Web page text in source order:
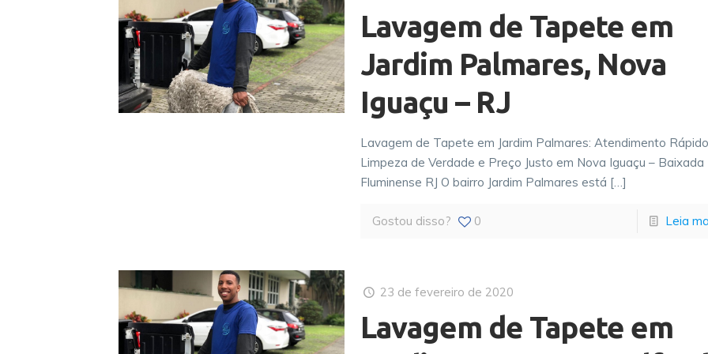
Lavagem de Tapete em
Jardim Palmares, Nova
Iguaçu – RJ
Lavagem de Tapete em Jardim Palmares: Atendimento
Limpeza de Verdade e Preço Justo em Nova Iguaçu – Baixada
Fluminense RJ O bairro Jardim Palmares está […]
Gostou disso? 0 Leia
23 de fevereiro de 2020
Lavagem de Tapete em